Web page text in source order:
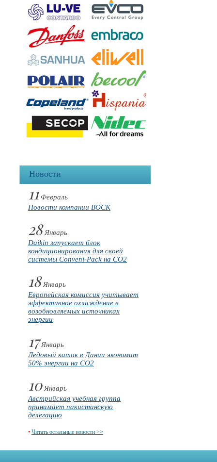
Новости
11 Февраль
Новости компании BOCK
28Январь
Daikin запускает блок
кондиционирования для своей
системы Conveni-Pack на CO2
18Январь
Европейская комиссия учитывает
эффективное охлаждение в
возобновляемых источниках
энергии
17Январь
Ледовый каток в Дании экономит
50% энергии на CO2
10Январь
Австрийская учебная группа
принимает пакистанскую
делегацию
• Читать остальные новости >>